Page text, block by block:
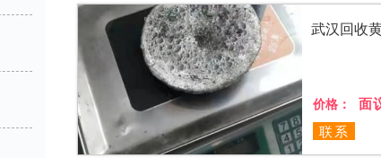
武汉回收
价格：
面
联系